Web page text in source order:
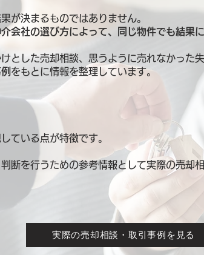
が決まるものではありません。
会社の選び方によって、同じ物件でも結果
とした売却相談、思うように売れなかった
をもとに情報を整理しています。
ている点が特徴です。
断を行うための参考情報として実際の売却
実際の売却相談・取引事例を見る